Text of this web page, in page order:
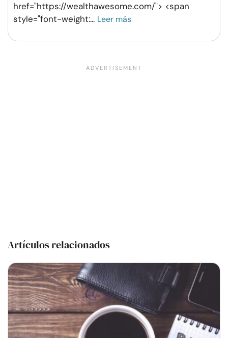
href="https://wealthawesome.com/"> <span
style="font-weight:... Leer más
Artículos relacionados